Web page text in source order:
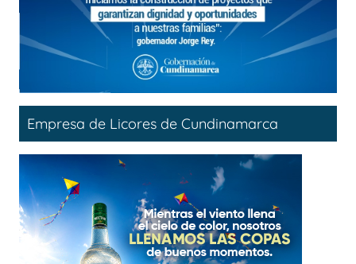
Empresa de Licores de Cundinamarca